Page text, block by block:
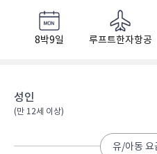
8박9일 루프트한자항공
성인
(만 12세 이상)​
유/아동 요